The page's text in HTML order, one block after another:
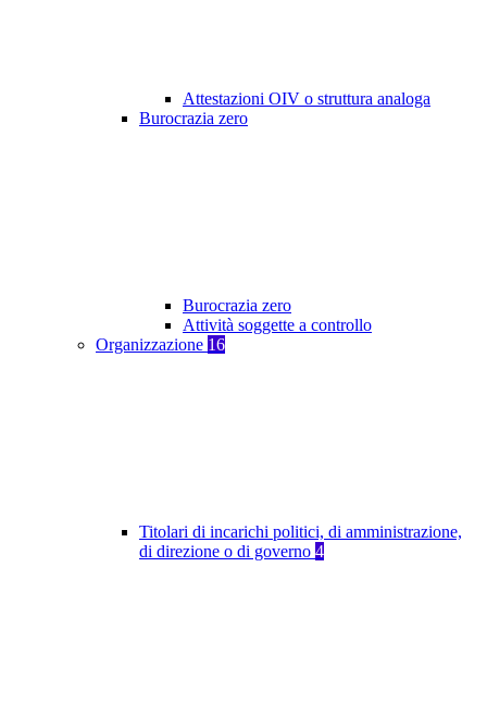
Attestazioni OIV o struttura analoga
Burocrazia zero
Burocrazia zero
Attività soggette a controllo
Organizzazione 16
Titolari di incarichi politici, di amministrazione,
di direzione o di governo 4